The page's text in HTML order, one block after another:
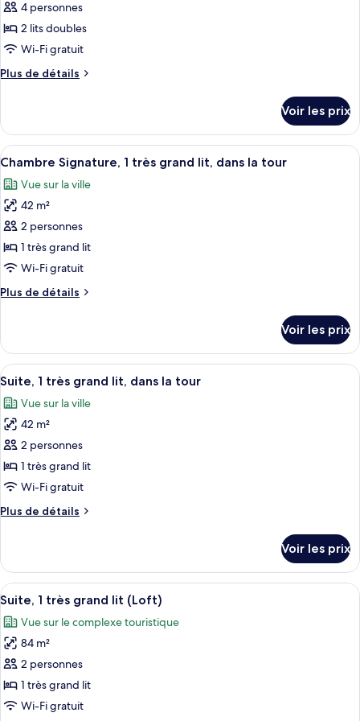
grand
lit
pour
ce
type
chambre :
Signature,
dans
la
tour
4 personnes
2 lits doubles
Wi-Fi gratuit
Plus de détails
Plus
le
type
de
Chambre
Double
dans
la
tour
Voir les prix
Afficher
toutes
les
photos
pour
ce
type
chambre :
très
grand
lit,
dans
la
tour
Une chambre d’hôtel moderne
5
Chambre Signature, 1 très grand lit, dans la tour
Vue sur la ville
42 m²
2 personnes
1 très grand lit
Wi-Fi gratuit
Plus de détails
Plus
le
type
de
Chambre
Signature,
très
grand
lit,
dans
la
Voir les prix
Afficher
toutes
les
photos
pour
ce
type
chambre :
très
grand
lit,
dans
la
tour
Un salon moderne doté d’une
9
Suite, 1 très grand lit, dans la tour
Vue sur la ville
42 m²
2 personnes
1 très grand lit
Wi-Fi gratuit
Plus de détails
Plus
le
type
de
Suite,
grand
lit,
dans
Voir les prix
Afficher
toutes
les
photos
pour
ce
type
Un salon moderne avec un canapé,
10
Suite, 1 très grand lit (Loft)
Vue sur le complexe touristique
84 m²
2 personnes
1 très grand lit
Wi-Fi gratuit